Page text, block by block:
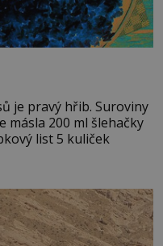
hřib. Suroviny
másla 200 ml šlehačky
list 5 kuliček